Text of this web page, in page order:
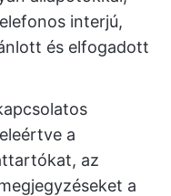
interjú,
és elfogadott
a
az
a